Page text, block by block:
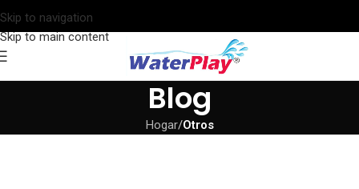
Skip to navigation
Skip to main content
Blog
Hogar/Otros